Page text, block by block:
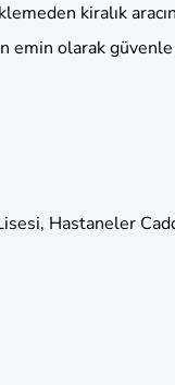
kiralık
emin olarak güvenle
Hastaneler